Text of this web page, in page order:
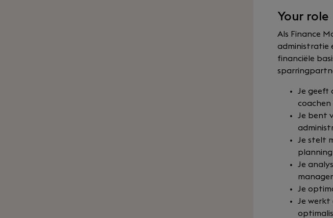
Your role
Als Finance
administratie
financiële
Je geeft
Je bent
Je stelt
Je
Je
Je werkt